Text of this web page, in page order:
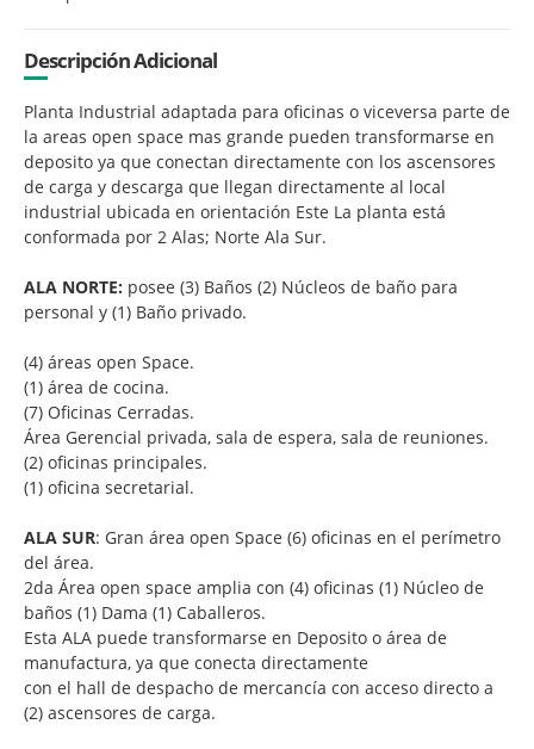
Descripción Adicional
Planta Industrial adaptada para oficinas o viceversa parte de
la areas open space mas grande pueden transformarse en
deposito ya que conectan directamente con los ascensores
de carga y descarga que llegan directamente al local
industrial ubicada en orientación Este La planta está
conformada por 2 Alas; Norte Ala Sur.
ALA NORTE: posee (3) Baños (2) Núcleos de baño para
personal y (1) Baño privado.
(4) áreas open Space.
(1) área de cocina.
(7) Oficinas Cerradas.
Área Gerencial privada, sala de espera, sala de reuniones.
(2) oficinas principales.
(1) oficina secretarial.
ALA SUR: Gran área open Space (6) oficinas en el perímetro
del área.
2da Área open space amplia con (4) oficinas (1) Núcleo de
baños (1) Dama (1) Caballeros.
Esta ALA puede transformarse en Deposito o área de
manufactura, ya que conecta directamente
con el hall de despacho de mercancía con acceso directo a
(2) ascensores de carga.